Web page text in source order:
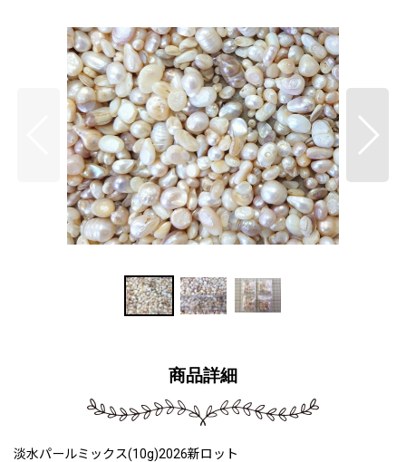
商品詳細
淡水パールミックス(10g)2026新ロット